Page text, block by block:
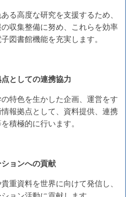
る高度な研究を支援するため、
収集整備に努め、これらを効率
図書館機能を充実します。
としての連携協力
特色を生かした企画、運営をす
報拠点として、資料提供、連携
積極的に行います。
ョンへの貢献
重資料を世界に向けて発信し、